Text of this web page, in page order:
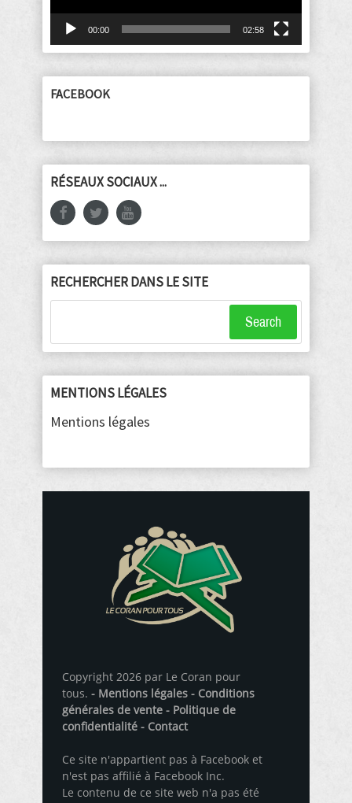
00:00 02:58
FACEBOOK
RÉSEAUX SOCIAUX ...
RECHERCHER DANS LE SITE
Search
MENTIONS LÉGALES
Mentions légales
Copyright 2026 par Le Coran pour
tous. - Mentions légales - Conditions
générales de vente - Politique de
confidentialité - Contact
Ce site n'appartient pas à Facebook et
n'est pas affilié à Facebook Inc.
Le contenu de ce site web n'a pas été